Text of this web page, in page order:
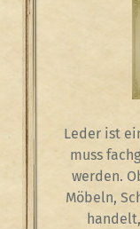
Leder ist
muss
werden.
Möbeln,